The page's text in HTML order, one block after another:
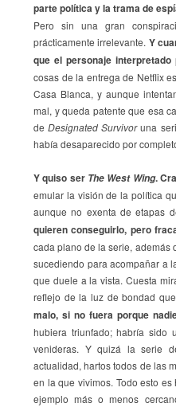
parte política y la trama de
Pero sin una gran
prácticamente irrelevante. Y
que el personaje
cosas de la entrega de Netflix
Casa Blanca, y aunque
mal, y queda patente que esa
deDesignated Survivoruna
había desaparecido por
Y quiso ser The West Wing.
emular la visión de la política
aunque no exenta de etapas
quieren conseguirlo, pero
cada plano de la serie, además
sucediendo para acompañar a
que duele a la vista. Cuesta
reflejo de la luz de bondad
malo, si no fuera porque
hubiera triunfado; habría sido
venideras. Y quizá la serie
actualidad, hartos todos de las
en la que vivimos. Todo esto
ejemplo más o menos